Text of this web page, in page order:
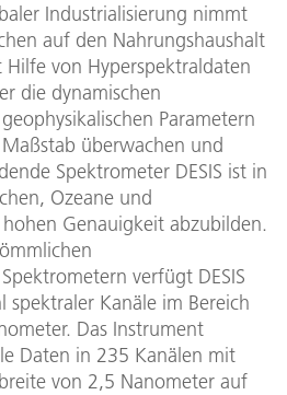
Industrialisierung nimmt
auf den Nahrungshaushalt
von Hyperspektraldaten
die dynamischen
Parametern
überwachen und
Spektrometer DESIS ist in
Ozeane und
Genauigkeit abzubilden.
verfügt DESIS
spektraler Kanäle im Bereich
Das Instrument
Daten in 235 Kanälen mit
von 2,5 Nanometer auf